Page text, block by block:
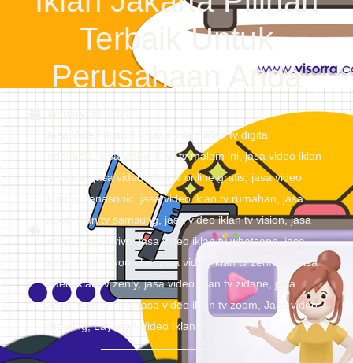
Terbaik Untuk
Perusahaan Anda
January 30, 2023
Jasa Video Iklan TV
jasa video iklan tv digital
indonesia
jasa video iklan tv malam ini,jasa video iklan
, jasa video iklan tv online gratis, jasa video
iklan tv panasonic, jasa video iklan tv rumahan, jasa
video iklan tv samsung, jasa video iklan tv vision,jasa
video iklan tv vivo
,jasa video iklan tv whatsapp,jasa
video iklan tv youtube,jasa video iklan tv zenfone
jasa
video iklan tv zenly,jasa video iklan tv zidane, jasa
video iklan tv ziko jasa video iklan tv zoom, Jasa video
shooting,Layanan Video Iklan TV